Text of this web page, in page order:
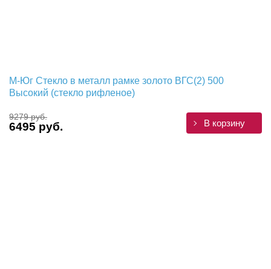
М-Юг Стекло в металл рамке золото ВГС(2) 500
Высокий (стекло рифленое)
9279 руб.
6495 руб. В корзину